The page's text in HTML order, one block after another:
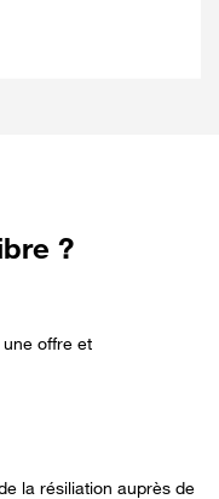
?
une offre et
la résiliation auprès de